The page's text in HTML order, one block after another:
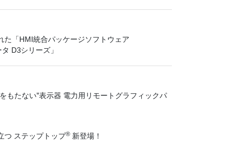
た「HMI統合パッケージソフトウェア
D3シリーズ」
もたない”表示器 電力用リモートグラフィックパ
つ ステップトップ®新登場！